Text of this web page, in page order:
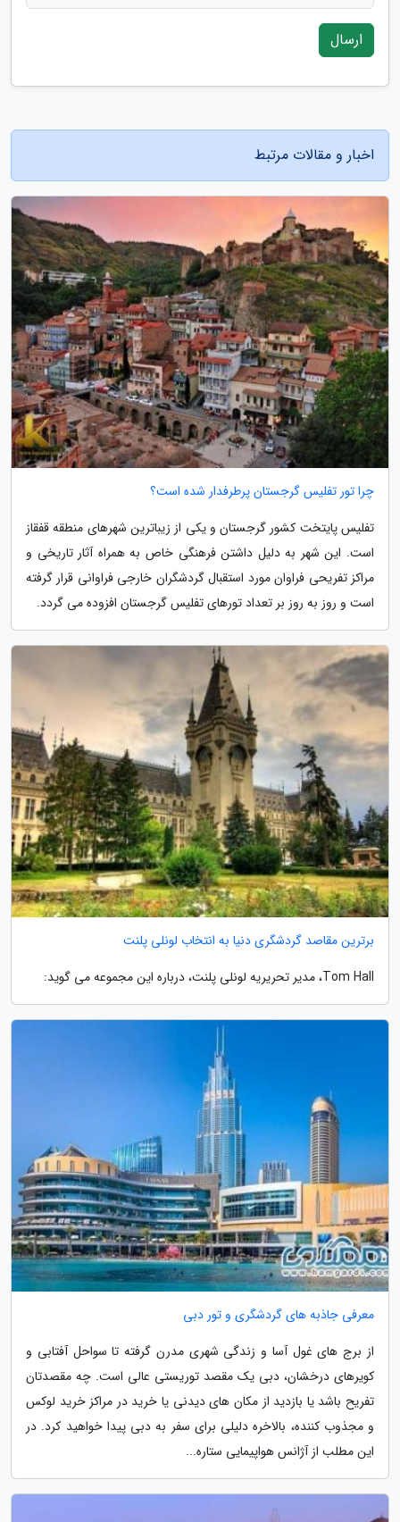
ارسال
اخبار و مقالات مرتبط
چرا تور تفلیس گرجستان پرطرفدار شده است؟
تفلیس پایتخت کشور گرجستان و یکی از زیباترین شهرهای منطقه قفقاز
است. این شهر به دلیل داشتن فرهنگی خاص به همراه آثار تاریخی و
مراکز تفریحی فراوان مورد استقبال گردشگران خارجی فراوانی قرار گرفته
است و روز به روز بر تعداد تورهای تفلیس گرجستان افزوده می گردد.
برترین مقاصد گردشگری دنیا به انتخاب لونلی پلنت
Tom Hall، مدیر تحریریه لونلی پلنت، درباره این مجموعه می گوید:
معرفی جاذبه های گردشگری و تور دبی
از برج های غول آسا و زندگی شهری مدرن گرفته تا سواحل آفتابی و
کویرهای درخشان، دبی یک مقصد توریستی عالی است. چه مقصدتان
تفریح باشد یا بازدید از مکان های دیدنی یا خرید در مراکز خرید لوکس
و مجذوب کننده، بالاخره دلیلی برای سفر به دبی پیدا خواهید کرد. در
این مطلب از آژانس هواپیمایی ستاره...